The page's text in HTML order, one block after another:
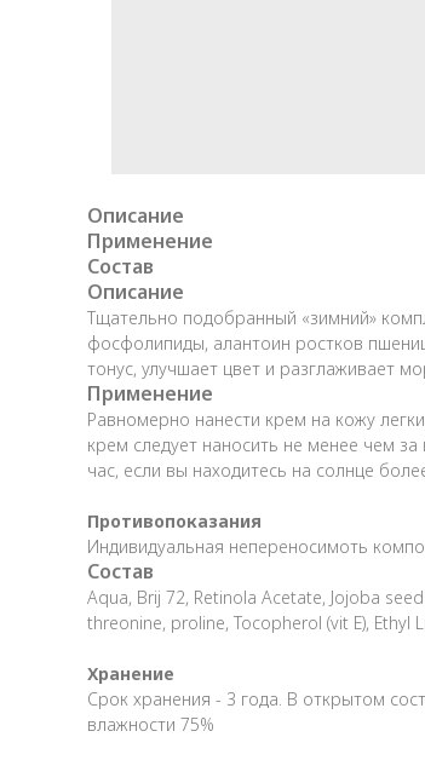
Описание
Применение
Состав
Описание
Тщательно подобранный «зимний»
фосфолипиды, алантоин ростков
тонус, улучшает цвет и разглаживает
Применение
Равномерно нанести крем на кожу
крем следует наносить не менее чем
час, если вы находитесь на солнце
Противопоказания
Индивидуальная непереносимоть
Состав
Aqua, Brij 72, Retinola Acetate, Jojoba
threonine, proline, Tocopherol (vit E), Ethyl
Хранение
Срок хранения - 3 года. В открытом
влажности 75%